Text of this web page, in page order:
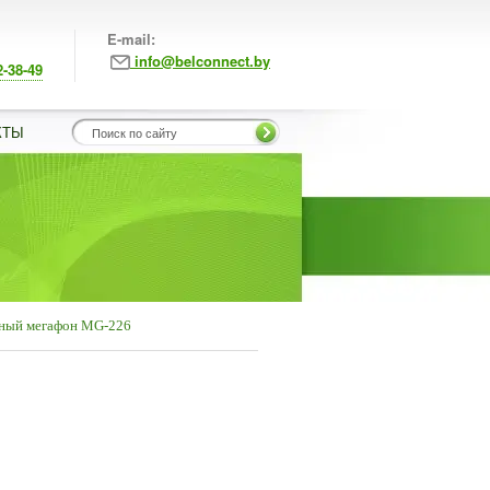
38-49
E-mail:
info@belconnect.by
мегафон MG-226